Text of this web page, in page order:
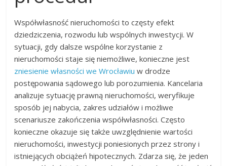
Współwłasność nieruchomości to częsty efekt
dziedziczenia, rozwodu lub wspólnych inwestycji. W
sytuacji, gdy dalsze wspólne korzystanie z
nieruchomości staje się niemożliwe, konieczne jest
zniesienie własności we Wrocławiu w drodze
postępowania sądowego lub porozumienia. Kancelaria
analizuje sytuację prawną nieruchomości, weryfikuje
sposób jej nabycia, zakres udziałów i możliwe
scenariusze zakończenia współwłasności. Często
konieczne okazuje się także uwzględnienie wartości
nieruchomości, inwestycji poniesionych przez strony i
istniejących obciążeń hipotecznych. Zdarza się, że jeden